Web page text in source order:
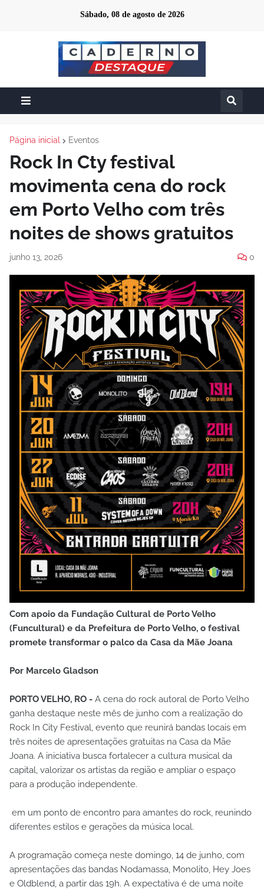
Sábado, 08 de agosto de 2026
Página inicial Eventos
Rock In Cty festival
movimenta cena do rock
em Porto Velho com três
noites de shows gratuitos
junho 13, 2026 0
Com apoio da Fundação Cultural de Porto Velho
(Funcultural) e da Prefeitura de Porto Velho, o festival
promete transformar o palco da Casa da Mãe Joana
Por Marcelo Gladson
PORTO VELHO, RO - A cena do rock autoral de Porto Velho
ganha destaque neste mês de junho com a realização do
Rock In City Festival, evento que reunirá bandas locais em
três noites de apresentações gratuitas na Casa da Mãe
Joana. A iniciativa busca fortalecer a cultura musical da
capital, valorizar os artistas da região e ampliar o espaço
para a produção independente.
em um ponto de encontro para amantes do rock, reunindo
diferentes estilos e gerações da música local.
A programação começa neste domingo, 14 de junho, com
apresentações das bandas Nodamassa, Monolito, Hey Joes
e Oldblend, a partir das 19h. A expectativa é de uma noite